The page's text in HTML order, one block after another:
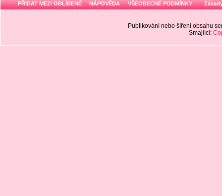
PŘIDAT MEZI OBLÍBENÉ NÁPOVĚDA VŠEOBECNÉ PODMÍNKY
Publikování nebo šíření obsahu
Smajlíci: